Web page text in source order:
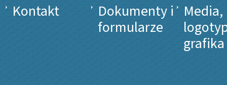
Kontakt
Dokumenty i
formularze
Media,
grafika